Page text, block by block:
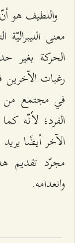
واللطيف هو
معنى
الحركة بغير
رغبات الآخرين
في مجتمع من
الفرد؛ لأنّه
الآخر أيضًا
مجرّد تقديم
وانعدامه.